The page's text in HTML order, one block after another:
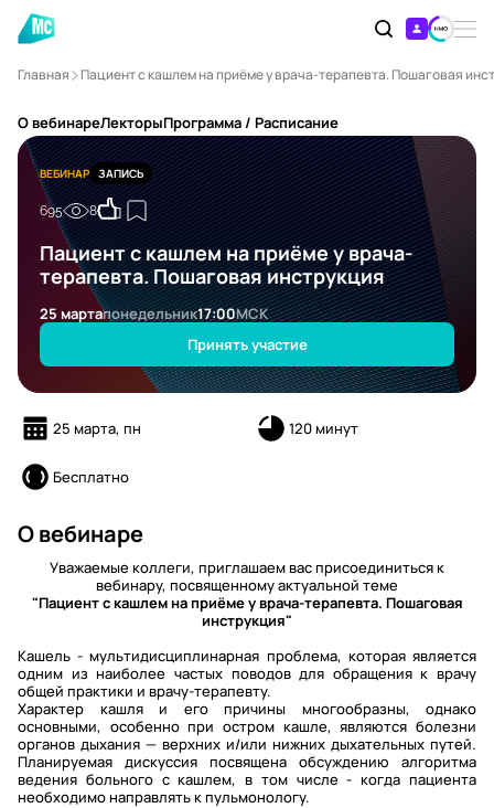
Главная Пациент с кашлем на приёме у врача-терапевта. Пошаговая
О вебинареЛекторыПрограмма / Расписание
ВЕБИНАР ЗАПИСЬ
695 8
Пациент с кашлем на приёме у врача-
терапевта. Пошаговая инструкция
25 мартапонедельник17:00МСК
Принять участие
25 марта, пн 120 минут
Бесплатно
О вебинаре
Уважаемые коллеги, приглашаем вас присоединиться к
вебинару, посвященному актуальной теме
"Пациент с кашлем на приёме у врача-терапевта. Пошаговая
инструкция"
Кашель - мультидисциплинарная проблема, которая является
одним из наиболее частых поводов для обращения к врачу
общей практики и врачу-терапевту.
Характер кашля и его причины многообразны, однако
основными, особенно при остром кашле, являются болезни
органов дыхания — верхних и/или нижних дыхательных путей.
Планируемая дискуссия посвящена обсуждению алгоритма
ведения больного с кашлем, в том числе - когда пациента
необходимо направлять к пульмонологу.